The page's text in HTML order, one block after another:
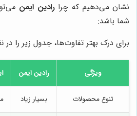
نشان می‌دهیم که چرارادین ایمن
شما باشد:
برای درک بهتر تفاوت‌ها، جدول زیر را در
ویژگی رادین ایمن
تنوع محصولات بسیار زیاد